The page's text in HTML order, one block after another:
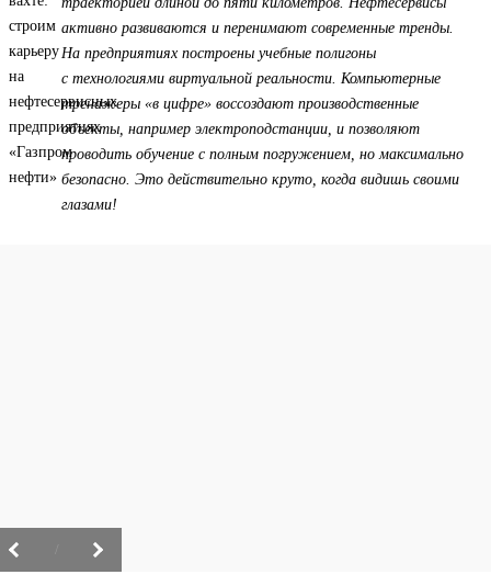
активно развиваются и перенимают современные тренды.
На предприятиях построены учебные полигоны
с технологиями виртуальной реальности. Компьютерные
тренажеры «в цифре» воссоздают производственные
объекты, например электроподстанции, и позволяют
проводить обучение с полным погружением, но максимально
безопасно. Это действительно круто, когда видишь своими
глазами!